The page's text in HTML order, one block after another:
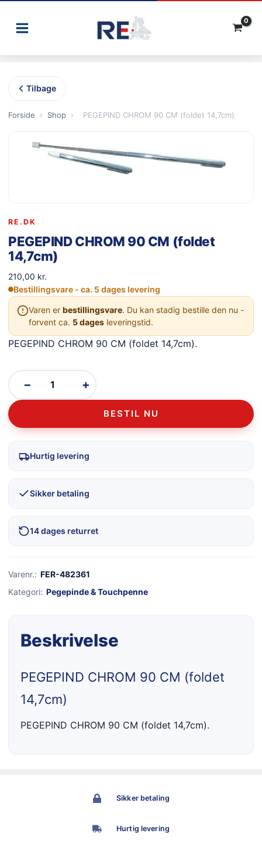
Tilbage
Forside › Shop › PEGEPIND CHROM 90 CM (foldet 14,7cm)
RE.DK
PEGEPIND CHROM 90 CM (foldet
14,7cm)
210,00 kr.
Bestillingsvare - ca. 5 dages levering
Varen er bestillingsvare. Du kan stadig bestille den nu -
forvent ca. 5 dages leveringstid.
PEGEPIND CHROM 90 CM (foldet 14,7cm).
− +
BESTIL NU
Hurtig levering
Sikker betaling
14 dages returret
Varenr.: FER-482361
Kategori: Pegepinde & Touchpenne
Beskrivelse
PEGEPIND CHROM 90 CM (foldet
14,7cm)
PEGEPIND CHROM 90 CM (foldet 14,7cm).
Sikker betaling
Hurtig levering